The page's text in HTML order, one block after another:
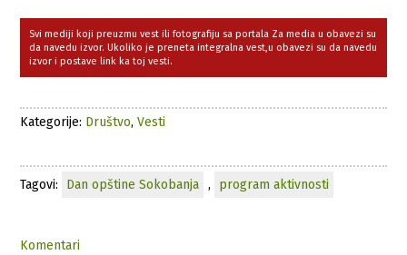
Svi mediji koji preuzmu vest ili fotografiju sa portala Za media u obavezi su
da navedu izvor. Ukoliko je preneta integralna vest,u obavezi su da navedu
izvor i postave link ka toj vesti.
Kategorije: Društvo,Vesti
Tagovi: Dan opštine Sokobanja , program aktivnosti
Komentari